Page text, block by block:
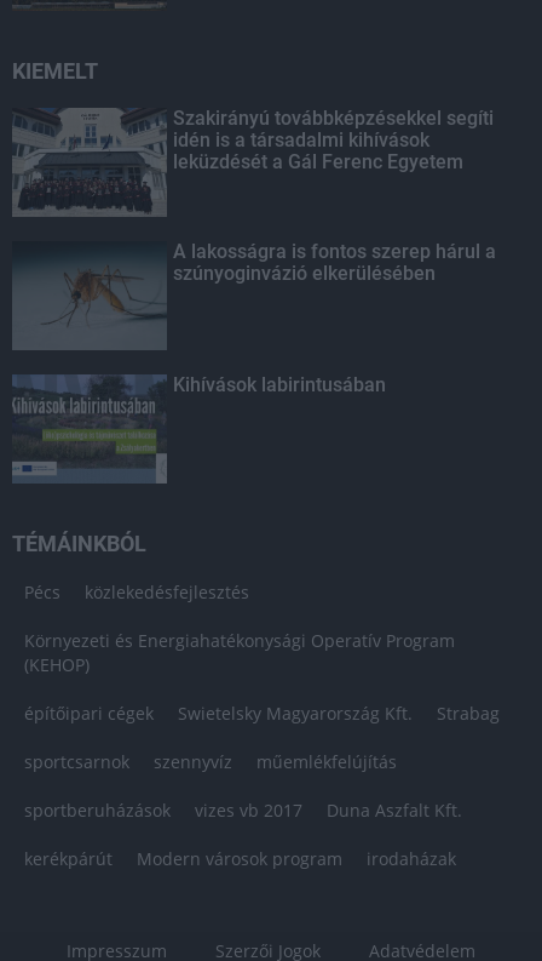
KIEMELT
Szakirányú továbbképzésekkel segíti
idén is a társadalmi kihívások
leküzdését a Gál Ferenc Egyetem
A lakosságra is fontos szerep hárul a
szúnyoginvázió elkerülésében
Kihívások labirintusában
TÉMÁINKBÓL
Pécs közlekedésfejlesztés
Környezeti és Energiahatékonysági Operatív Program
(KEHOP)
építőipari cégek Swietelsky Magyarország Kft. Strabag
sportcsarnok szennyvíz műemlékfelújítás
sportberuházások vizes vb 2017 Duna Aszfalt Kft.
kerékpárút Modern városok program irodaházak
Impresszum Szerzői Jogok Adatvédelem